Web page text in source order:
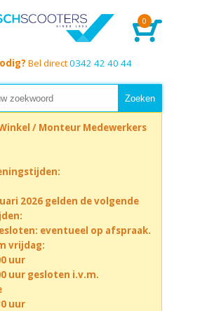
0
Bel direct0342 42 40 44
/ Monteur Medewerkers
2026 gelden de volgende
eventueel op afspraak.
vrijdag:
uur
uur gesloten i.v.m.
uur